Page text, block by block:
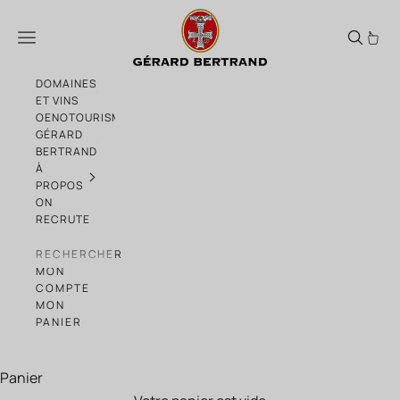
Cuvée saint Victor Syrah 2022 75cl vin
Menu
DOMAINES
ET VINS
OENOTOURISME
GÉRARD
BERTRAND
À
PROPOS
ON
RECRUTE
RECHERCHER
MON
COMPTE
MON
PANIER
Panier